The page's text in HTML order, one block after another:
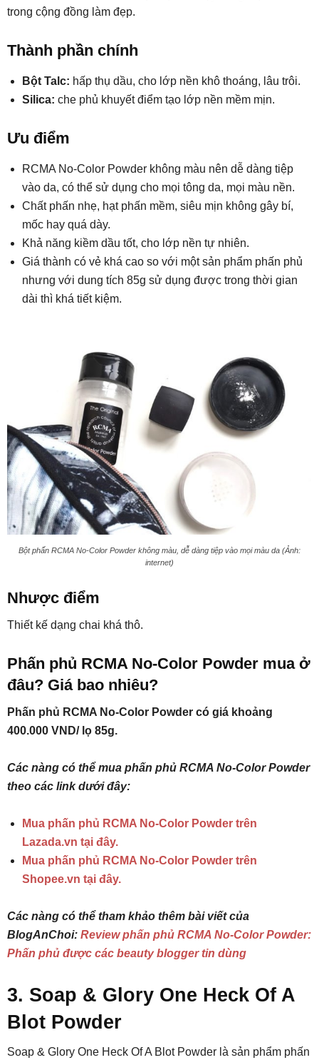
trong cộng đồng làm đẹp.
Thành phần chính
Bột Talc: hấp thụ dầu, cho lớp nền khô thoáng, lâu trôi.
Silica: che phủ khuyết điểm tạo lớp nền mềm mịn.
Ưu điểm
RCMA No-Color Powder không màu nên dễ dàng tiệp
vào da, có thể sử dụng cho mọi tông da, mọi màu nền.
Chất phấn nhẹ, hạt phấn mềm, siêu mịn không gây bí,
mốc hay quá dày.
Khả năng kiềm dầu tốt, cho lớp nền tự nhiên.
Giá thành có vẻ khá cao so với một sản phẩm phấn phủ
nhưng với dung tích 85g sử dụng được trong thời gian
dài thì khá tiết kiệm.
Bột phấn RCMA No-Color Powder không màu, dễ dàng tiệp vào mọi màu da (Ảnh:
internet)
Nhược điểm
Thiết kế dạng chai khá thô.
Phấn phủ RCMA No-Color Powder mua ở
đâu? Giá bao nhiêu?
Phấn phủ RCMA No-Color Powder có giá khoảng
400.000 VND/ lọ 85g.
Các nàng có thể mua phấn phủ RCMA No-Color Powder
theo các link dưới đây:
Mua phấn phủ RCMA No-Color Powder trên
Lazada.vn tại đây.
Mua phấn phủ RCMA No-Color Powder trên
Shopee.vn tại đây.
Các nàng có thể tham khảo thêm bài viết của
BlogAnChoi: Review phấn phủ RCMA No-Color Powder:
Phấn phủ được các beauty blogger tin dùng
3. Soap & Glory One Heck Of A
Blot Powder
Soap & Glory One Heck Of A Blot Powder là sản phẩm phấn